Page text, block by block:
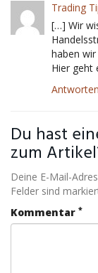
Trading
[…] Wir
haben
Hier geht
Antworten
Du hast
zum
Deine E-Mail-
Felder sind
Kommentar *